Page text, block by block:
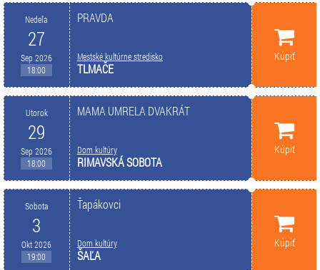
Nedeľa
27
Sep 2026
18:00
PRAVDA
Mestské kultúrne stredisko
TLMAČE
Kúpiť
Utorok
29
Sep 2026
18:00
MAMA UMRELA DVAKRÁT
Dom kultúry
RIMAVSKÁ SOBOTA
Kúpiť
Sobota
3
Okt 2026
19:00
Ťapákovci
Dom kultúry
ŠAĽA
Kúpiť